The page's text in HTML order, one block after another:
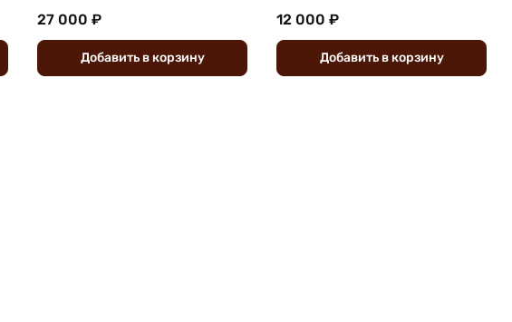
27 000 ₽
Добавить вкорзину
12 000 ₽
Добавить вкорзину